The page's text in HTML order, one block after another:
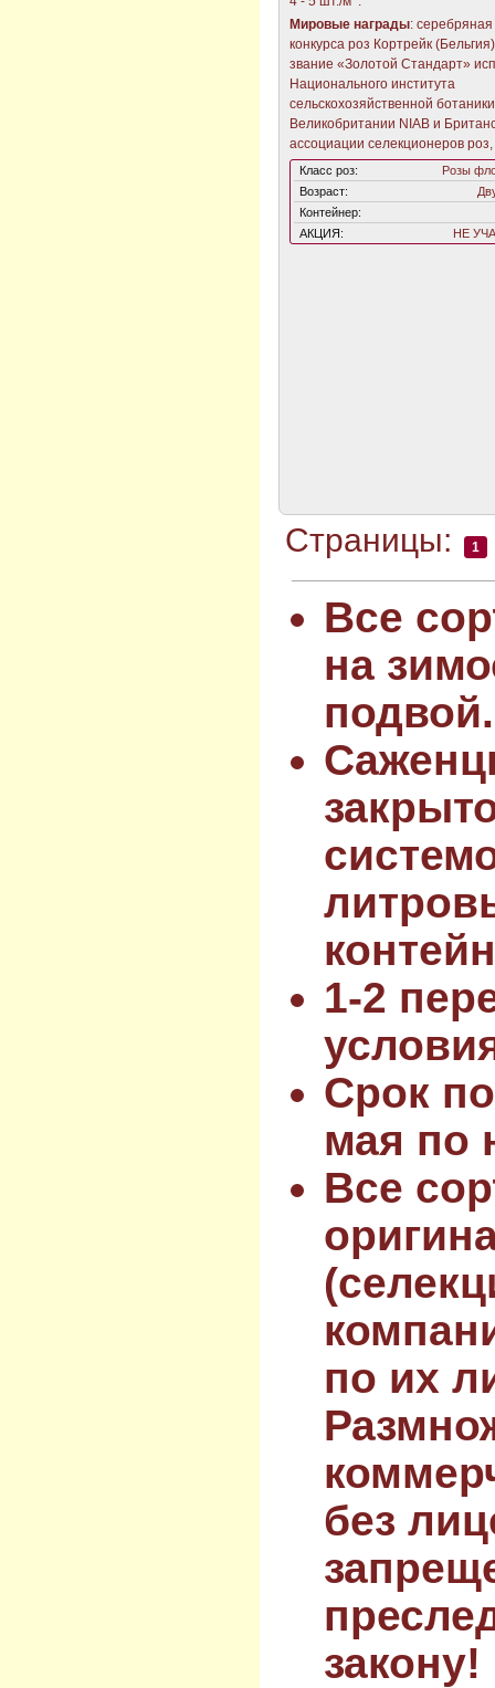
Мировые награды:
конкурса роз Кортрейк
звание «Золотой Стандарт»
Национального института
сельскохозяйственной ботаники
Великобритании NIAB и
ассоциации селекционеров
Класс роз:
Розы
Возраст:
Контейнер:
АКЦИЯ:
НЕ
Страницы: 1
Все
на
подвой.
1-2
Срок
мая по
Все
по их
без
закону!